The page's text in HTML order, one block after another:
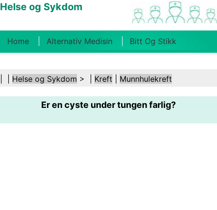
Helse og Sykdom
Home Alternativ Medisin Bitt Og Stikk
Kosthold Og Ernæring Familiehelse
Helsebransjen Psykisk Helse Folkehelse Og
Sikkerhet Kirurgi Og Prosedyrer Helse
Helse og Sykdom > | Kreft Munnhulekreft
Er en cyste under tungen farlig?